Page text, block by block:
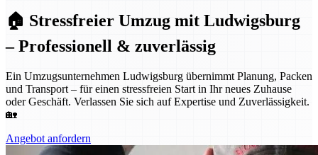
🏠 Stressfreier Umzug mit Ludwigsburg
– Professionell & zuverlässig
Ein Umzugsunternehmen Ludwigsburg übernimmt Planung, Packen
und Transport – für einen stressfreien Start in Ihr neues Zuhause
oder Geschäft. Verlassen Sie sich auf Expertise und Zuverlässigkeit.
🏡
Angebot anfordern